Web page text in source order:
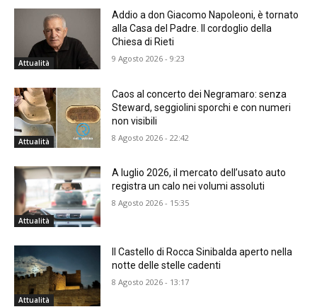
Attualità
Addio a don Giacomo Napoleoni, è tornato
alla Casa del Padre. Il cordoglio della
Chiesa di Rieti
9 Agosto 2026 - 9:23
Attualità
Caos al concerto dei Negramaro: senza
Steward, seggiolini sporchi e con numeri
non visibili
8 Agosto 2026 - 22:42
Attualità
A luglio 2026, il mercato dell’usato auto
registra un calo nei volumi assoluti
8 Agosto 2026 - 15:35
Attualità
Il Castello di Rocca Sinibalda aperto nella
notte delle stelle cadenti
8 Agosto 2026 - 13:17